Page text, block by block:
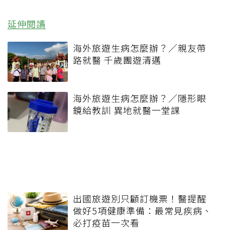
延伸閱讀
海外旅遊生病怎麼辦？／親友帶
路就醫 千歲團遊清邁
海外旅遊生病怎麼辦？／隱形眼
鏡給教訓 異地就醫一堂課
出國旅遊別只顧訂機票！醫提醒
做好5項健康準備：最常見疾病、
必打疫苗一次看